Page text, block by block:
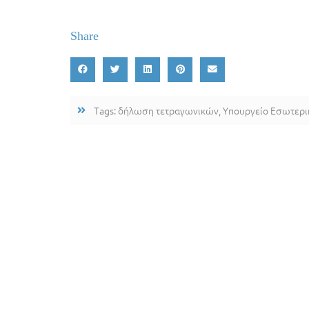
Share
Tags:δήλωση τετραγωνικών Υπουργείο